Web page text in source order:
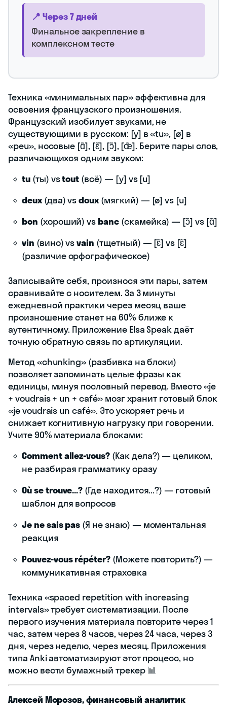
📍 Через 7 дней
Финальное закрепление в
комплексном тесте
Техника «минимальных пар» эффективна для
освоения французского произношения.
Французский изобилует звуками, не
существующими в русском: [y] в «tu», [ø] в
«peu», носовые [ɑ̃], [ɛ̃], [ɔ̃], [œ̃]. Берите пары слов,
различающихся одним звуком:
tu(ты) vstout (всё) — [y] vs [u]
deux(два) vsdoux(мягкий) — [ø] vs [u]
bon (хороший) vsbanc(скамейка) — [ɔ̃] vs [ɑ̃]
vin (вино) vsvain (тщетный) — [ɛ̃] vs [ɛ̃]
(различие орфографическое)
Записывайте себя, произнося эти пары, затем
сравнивайте с носителем. За 3 минуты
ежедневной практики через месяц ваше
произношение станет на 60% ближе к
аутентичному. Приложение Elsa Speak даёт
точную обратную связь по артикуляции.
Метод «chunking» (разбивка на блоки)
позволяет запоминать целые фразы как
единицы, минуя пословный перевод. Вместо «je
+ voudrais + un + café» мозг хранит готовый блок
«je voudrais un café». Это ускоряет речь и
снижает когнитивную нагрузку при говорении.
Учите 90% материала блоками:
Comment allez-vous? (Как дела?) — целиком,
не разбирая грамматику сразу
Où se trouve...? (Где находится...?) — готовый
шаблон для вопросов
Je ne sais pas (Я не знаю) — моментальная
реакция
Pouvez-vous répéter? (Можете повторить?) —
коммуникативная страховка
Техника «spaced repetition with increasing
intervals» требует систематизации. После
первого изучения материала повторите через 1
час, затем через 8 часов, через 24 часа, через 3
дня, через неделю, через месяц. Приложения
типа Anki автоматизируют этот процесс, но
можно вести бумажный трекер 📊
Алексей Морозов, финансовый аналитик